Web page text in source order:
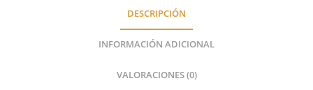
DESCRIPCIÓN
INFORMACIÓN ADICIONAL
VALORACIONES (0)